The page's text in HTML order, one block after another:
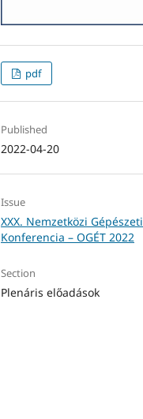
pdf
Published
2022-04-20
Issue
XXX. Nemzetközi Gépészeti
Konferencia – OGÉT 2022
Section
Plenáris előadások